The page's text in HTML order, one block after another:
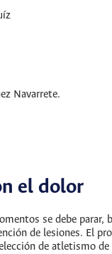
Navarrete.
el dolor
se debe
de lesiones. El
de atletismo